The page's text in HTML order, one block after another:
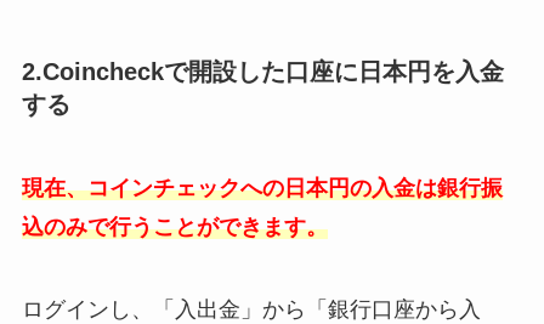
2.Coincheckで開設した口座に日本円を入金
する
現在、コインチェックへの日本円の入金は銀行振
込のみで行うことができます。
ログインし、「入出金」から「銀行口座から入